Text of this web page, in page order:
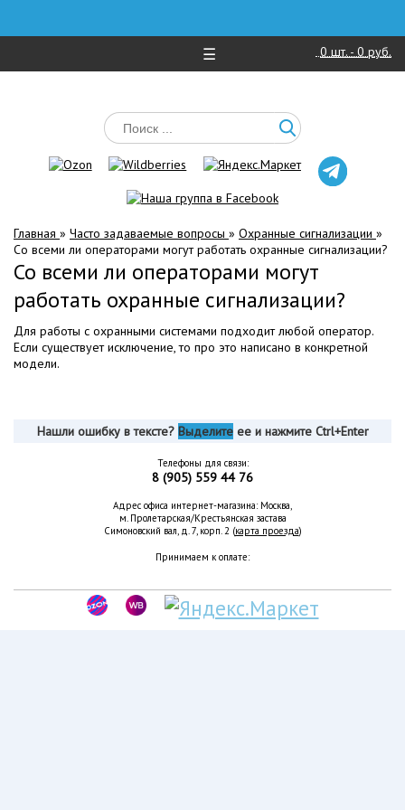
☰ 0 шт. - 0 руб.
Главная » Часто задаваемые вопросы » Охранные сигнализации »
Со всеми ли операторами могут работать охранные сигнализации?
Со всеми ли операторами могут
работать охранные сигнализации?
Для работы с охранными системами подходит любой оператор.
Если существует исключение, то про это написано в конкретной
модели.
Нашли ошибку в тексте? Выделитеее и нажмите Ctrl+Enter
Телефоны для связи:
8 (905) 559 44 76
Адрес офиса интернет-магазина: Москва,
м. Пролетарская/Крестьянская застава
Симоновский вал, д. 7, корп. 2 (карта проезда)
Принимаем к оплате: